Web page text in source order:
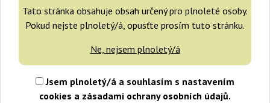
Tato stránka obsahuje obsah určený pro plnoleté osoby.
Pokud nejste plnoletý/á, opusťte prosím tuto stránku.
Ne, nejsem plnoletý/á
Jsem plnoletý/á a souhlasím s nastavením
cookies a zásadami ochrany osobních údajů.